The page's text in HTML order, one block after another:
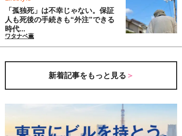
「孤独死」は不幸じゃない。保証
人も死後の手続きも“外注”できる
時代...
ワタナベ薫
新着記事をもっと見る